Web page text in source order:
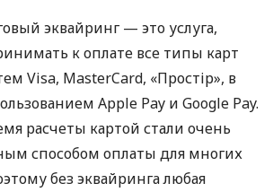
эквайринг — это услуга,
к оплате все типы карт
Visa, MasterCard, «Простір», в
Apple Pay и Google Pay.
расчеты картой стали очень
способом оплаты для многих
без эквайринга любая